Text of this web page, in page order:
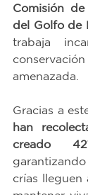
Comisión
del Golfo de
trabaja
amenazada.
Gracias a
han
creado
crías lleguen